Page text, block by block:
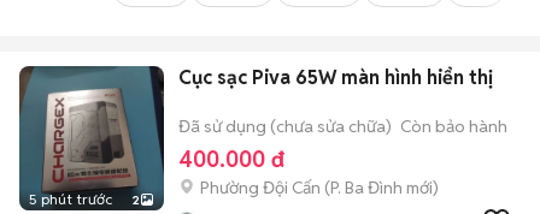
5 phút trước 2
Cục sạc Piva 65W màn hình hiển thị
Đã sử dụng (chưa sửa chữa) Còn bảo hành
400.000 đ
Phường Đội Cấn (P. Ba Đình mới)